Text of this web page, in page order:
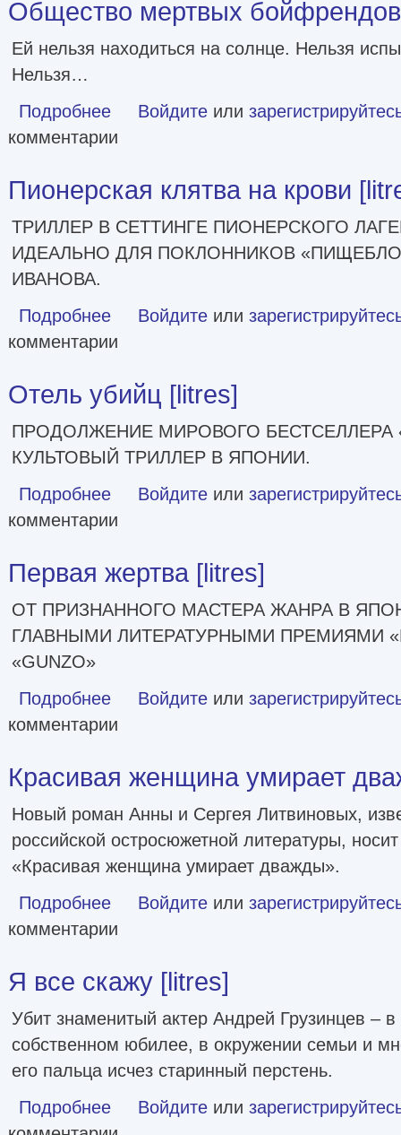
Общество мертвых
Ей нельзя находиться на солнце. Нельзя
Нельзя…
Подробнее о Общество мертвых бойфрендов [litres]
Войдите или
комментарии
Пионерская клятва на крови
ТРИЛЛЕР В СЕТТИНГЕ ПИОНЕРСКОГО
ИДЕАЛЬНО ДЛЯ ПОКЛОННИКОВ
ИВАНОВА.
Подробнее о Пионерская клятва на крови [litres]
Войдите или
комментарии
Отель убийц [litres]
ПРОДОЛЖЕНИЕ МИРОВОГО БЕСТСЕЛЛЕРА
КУЛЬТОВЫЙ ТРИЛЛЕР В ЯПОНИИ.
Подробнее о Отель убийц [litres]
Войдите или
комментарии
Первая жертва [litres]
ОТ ПРИЗНАННОГО МАСТЕРА ЖАНРА В
ГЛАВНЫМИ ЛИТЕРАТУРНЫМИ ПРЕМИЯМИ
«GUNZO»
Подробнее о Первая жертва [litres]
Войдите или
комментарии
Красивая женщина умирает
Новый роман Анны и Сергея Литвиновых,
российской остросюжетной литературы,
«Красивая женщина умирает дважды».
Подробнее о Красивая женщина умирает дважды [litres]
Войдите или
комментарии
Я все скажу [litres]
Убит знаменитый актер Андрей Грузинцев –
собственном юбилее, в окружении семьи и
его пальца исчез старинный перстень.
Подробнее о Я все скажу [litres]
Войдите или